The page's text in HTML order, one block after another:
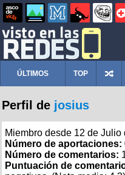
ÚLTIMOS TOP
Perfil de josius
Miembro desde 12 de Julio
Número de aportaciones:
Número de comentarios:
Puntuación de